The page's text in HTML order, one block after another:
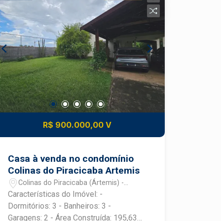
lenha. Varanda fechada com blindex
para proporcionar momentos e
encontros mesmo em dias de
chuvosos. Piscina, Sauna, Canil, Viveiro.
Portão eletrônico. 2 vagas de garagem
cobertas.
R$ 900.000,00 V
Casa à venda no condomínio
Colinas do Piracicaba Artemis
Colinas do Piracicaba (Ártemis) -
Piracicaba/SP
Características do Imóvel: -
Dormitórios: 3 - Banheiros: 3 -
Garagens: 2 - Área Construída: 195,63